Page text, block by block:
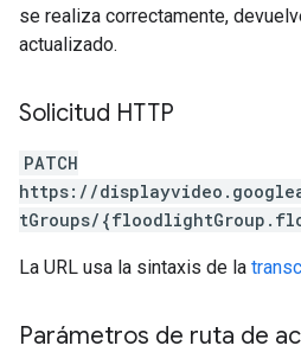
se realiza correctamente,
actualizado.
Solicitud HTTP
PATCH
https://
tGroups/
La URL usa la sintaxis de la
Parámetros de ruta de